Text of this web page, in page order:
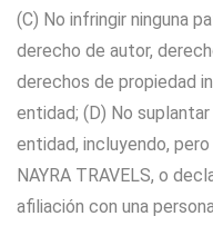
(C) No infringir ninguna
derecho de autor,
derechos de propiedad
entidad; (D) No
entidad, incluyendo,
NAYRA TRAVELS, o
afiliación con una